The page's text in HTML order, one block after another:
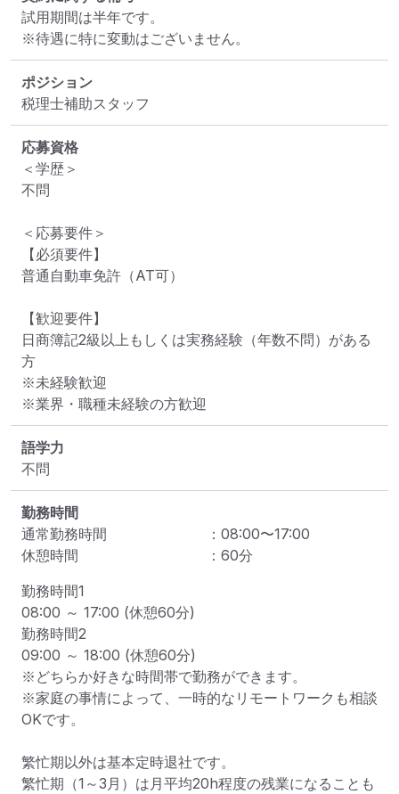
試用期間は半年です。
※待遇に特に変動はございません。
ポジション
税理士補助スタッフ
応募資格
＜学歴＞
不問
＜応募要件＞
【必須要件】
普通自動車免許（AT可）
【歓迎要件】
日商簿記2級以上もしくは実務経験（年数不問）がある
方
※未経験歓迎
語学力
不問
勤務時間
通常勤務時間
： 08:00〜17:00
休憩時間
： 60分
勤務時間1
08:00 ～ 17:00 (休憩60分)
勤務時間2
09:00 ～ 18:00 (休憩60分)
※どちらか好きな時間帯で勤務ができます。
※家庭の事情によって、一時的なリモートワークも相談
OKです。
繁忙期以外は基本定時退社です。
繁忙期（1～3月）は月平均20h程度の残業になることも